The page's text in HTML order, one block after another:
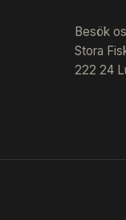
Besök
Stora
222 24